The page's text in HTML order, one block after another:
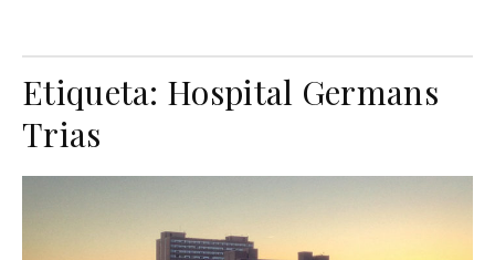
Etiqueta: Hospital Germans
Trias